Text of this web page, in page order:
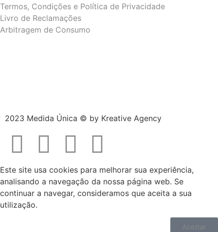
Termos, Condições e Política de Privacidade
Livro de Reclamações
Arbitragem de Consumo
2023 Medida Única © by Kreative Agency
Este site usa cookies para melhorar sua experiência,
analisando a navegação da nossa página web. Se
continuar a navegar, consideramos que aceita a sua
utilização.
Aceitar